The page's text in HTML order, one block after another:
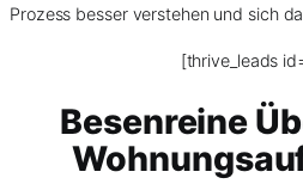
Prozess besser verstehen und sich
[thrive_leads
Besenreine